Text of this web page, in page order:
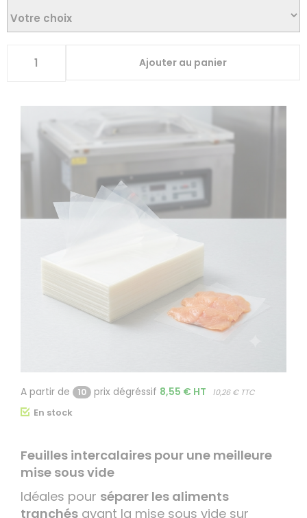
A partir de 10 prix dégréssif 8,55 € HT 10,26 € TTC
En stock
Feuilles intercalaires pour une meilleure
mise sous vide
Idéales pour séparer les aliments
tranchés avant la mise sous vide sur
Ajouter au panier